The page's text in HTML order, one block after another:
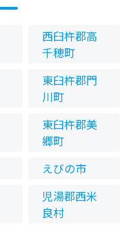
西臼杵郡高
千穂町
東臼杵郡門
川町
東臼杵郡美
郷町
えびの市
児湯郡西米
良村